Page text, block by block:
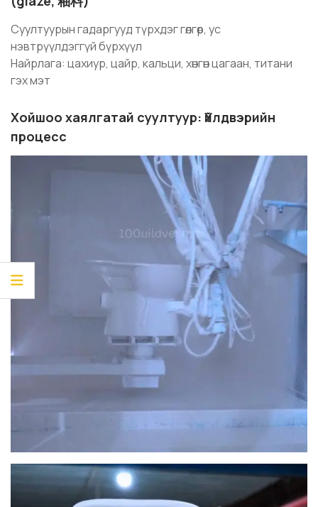
Суултуурын гадаргууд түрхдэг гөлгөр, ус
нэвтрүүлдэггүй бүрхүүл
Найрлага: цахиур, цайр, кальци, хөнгөн цагаан, титани
гэх мэт
Хойшоо хаялгатай суултуур: Үйлдвэрийн
процесс